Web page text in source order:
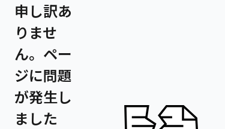
申し訳あ
りませ
ん。ペー
ジに問題
が発生し
ました